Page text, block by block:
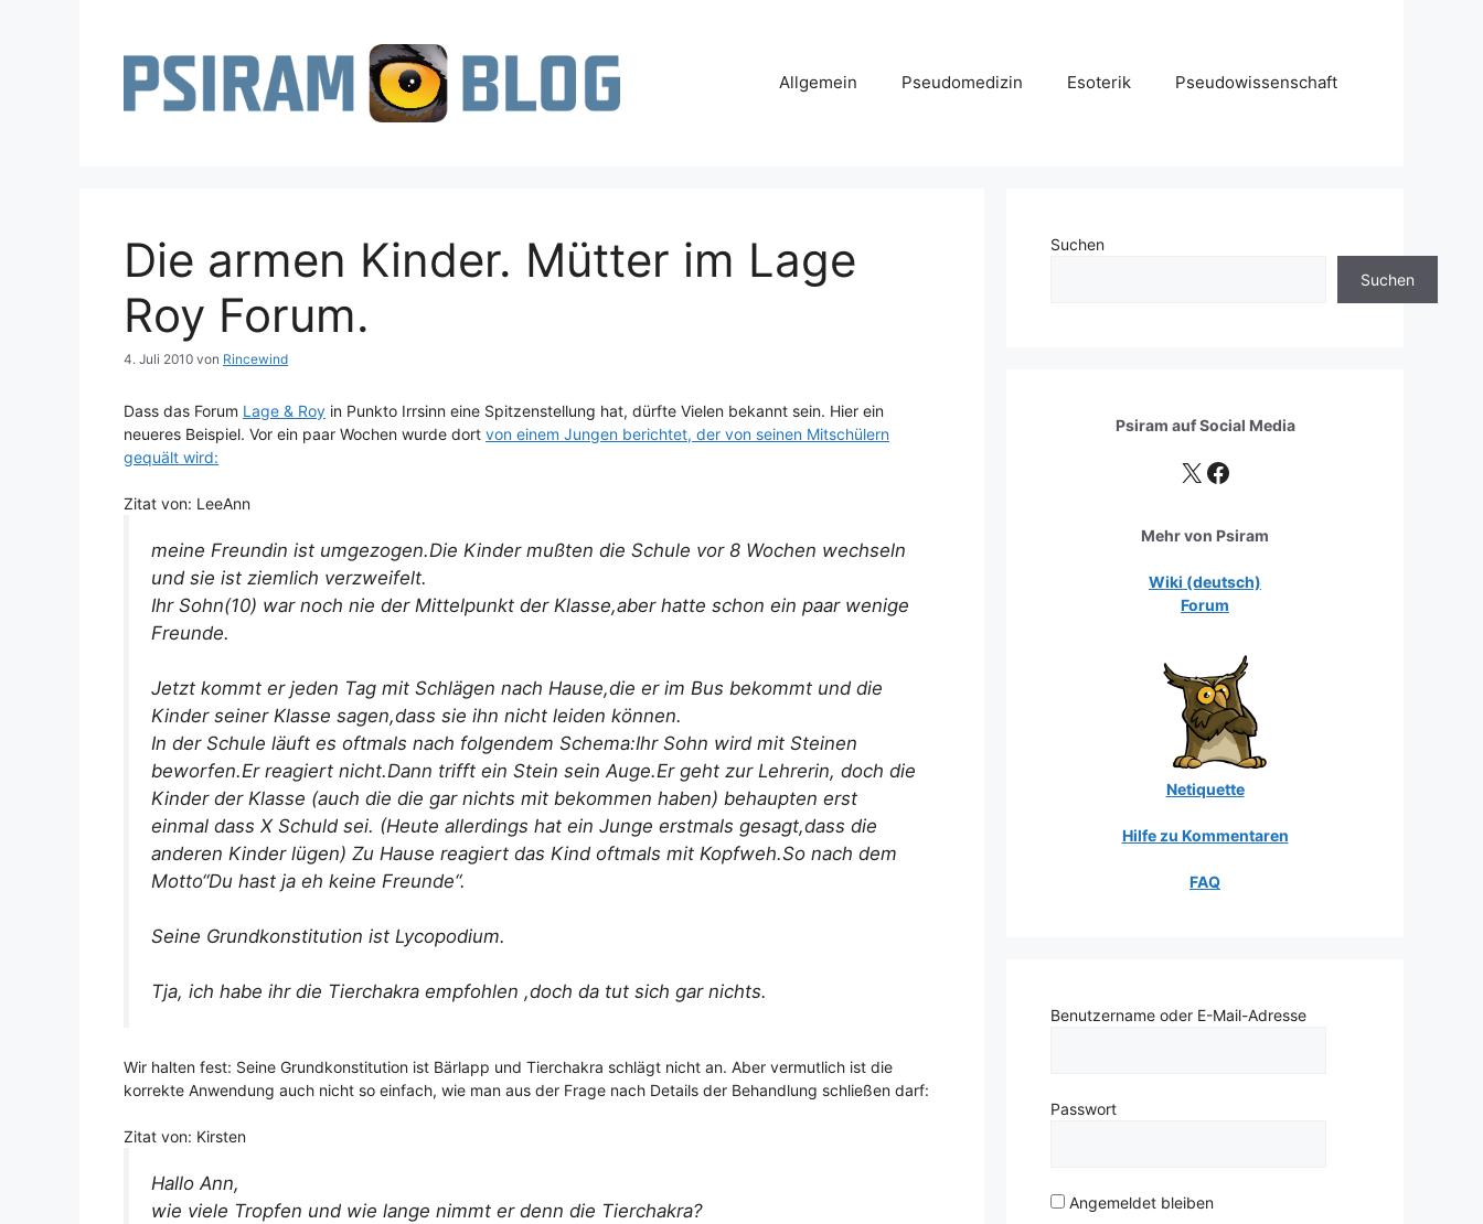
Allgemein Pseudomedizin Esoterik Pseudowissenschaft
Die armen Kinder. Mütter im Lage
Roy Forum.
4. Juli 2010 von Rincewind
Dass das Forum Lage & Roy in Punkto Irrsinn eine Spitzenstellung hat, dürfte Vielen bekannt sein. Hier ein
neueres Beispiel. Vor ein paar Wochen wurde dort von einem Jungen berichtet, der von seinen Mitschülern
gequält wird:
Zitat von: LeeAnn
meine Freundin ist umgezogen.Die Kinder mußten die Schule vor 8 Wochen wechseln
und sie ist ziemlich verzweifelt.
Ihr Sohn(10) war noch nie der Mittelpunkt der Klasse,aber hatte schon ein paar wenige
Freunde.
Jetzt kommt er jeden Tag mit Schlägen nach Hause,die er im Bus bekommt und die
Kinder seiner Klasse sagen,dass sie ihn nicht leiden können.
In der Schule läuft es oftmals nach folgendem Schema:Ihr Sohn wird mit Steinen
beworfen.Er reagiert nicht.Dann trifft ein Stein sein Auge.Er geht zur Lehrerin, doch die
Kinder der Klasse (auch die die gar nichts mit bekommen haben) behaupten erst
einmal dass X Schuld sei. (Heute allerdings hat ein Junge erstmals gesagt,dass die
anderen Kinder lügen) Zu Hause reagiert das Kind oftmals mit Kopfweh.So nach dem
Motto“Du hast ja eh keine Freunde“.
Seine Grundkonstitution ist Lycopodium.
Tja, ich habe ihr die Tierchakra empfohlen ,doch da tut sich gar nichts.
Wir halten fest: Seine Grundkonstitution ist Bärlapp und Tierchakra schlägt nicht an. Aber vermutlich ist die
korrekte Anwendung auch nicht so einfach, wie man aus der Frage nach Details der Behandlung schließen darf:
Zitat von: Kirsten
Hallo Ann,
wie viele Tropfen und wie lange nimmt er denn die Tierchakra?
Suchen
Suchen
Psiram aufSocial Media
X Facebook
Mehr von Psiram
Wiki (deutsch)
Forum
Netiquette
Hilfe zu Kommentaren
FAQ
Benutzername oder E-Mail-Adresse
Passwort
Angemeldet bleiben